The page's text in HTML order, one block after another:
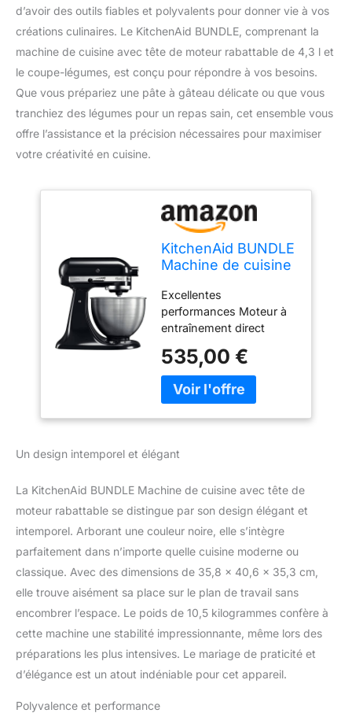
d’avoir des outils fiables et polyvalents pour donner vie à vos
créations culinaires. Le KitchenAid BUNDLE, comprenant la
machine de cuisine avec tête de moteur rabattable de 4,3 l et
le coupe-légumes, est conçu pour répondre à vos besoins.
Que vous prépariez une pâte à gâteau délicate ou que vous
tranchiez des légumes pour un repas sain, cet ensemble vous
offre l’assistance et la précision nécessaires pour maximiser
votre créativité en cuisine.
KitchenAid BUNDLE
Machine de cuisine
moteur rabattable
4,3 l – Classic
(5K45SS) + coupe-
légumes
(5KSMVSA)
Excellentes
performances Moteur à
entraînement direct
Accessoires optionnels
535,00 €
Un design intemporel et élégant
La KitchenAid BUNDLE Machine de cuisine avec tête de
moteur rabattable se distingue par son design élégant et
intemporel. Arborant une couleur noire, elle s’intègre
parfaitement dans n’importe quelle cuisine moderne ou
classique. Avec des dimensions de 35,8 x 40,6 x 35,3 cm,
elle trouve aisément sa place sur le plan de travail sans
encombrer l’espace. Le poids de 10,5 kilogrammes confère à
cette machine une stabilité impressionnante, même lors des
préparations les plus intensives. Le mariage de praticité et
d’élégance est un atout indéniable pour cet appareil.
Polyvalence et performance